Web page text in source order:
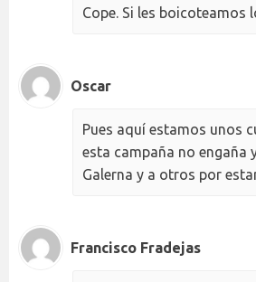
Cope. Si les boicoteamos
Oscar
Pues aquí estamos unos
esta campaña no engaña
Galerna y a otros por
Francisco Fradejas